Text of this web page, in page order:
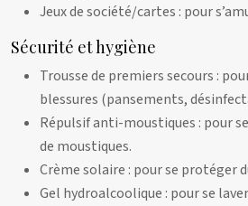
Jeux de société/cartes : pour
Sécurité et hygiène
Trousse de premiers secours :
blessures (pansements,
Répulsif anti-moustiques : pour
de moustiques.
Crème solaire : pour se protéger
Gel hydroalcoolique : pour se